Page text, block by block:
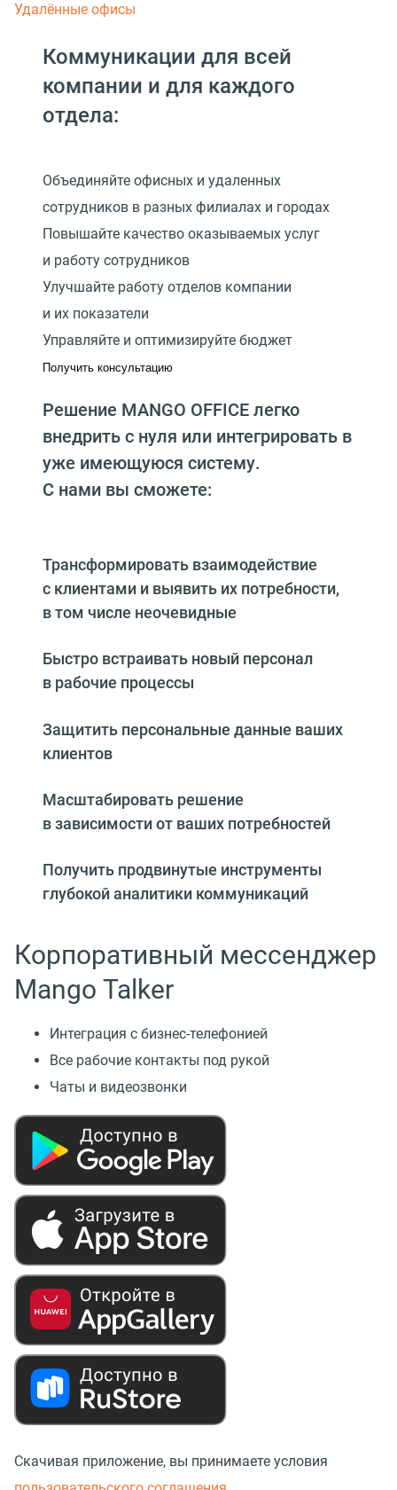
Удалённые офисы
Коммуникации для всей
компании и для каждого
отдела:
Объединяйте офисных и удаленных
сотрудников в разных филиалах и городах
Повышайте качество оказываемых услуг
и работу сотрудников
Улучшайте работу отделов компании
и их показатели
Управляйте и оптимизируйте бюджет
Получить консультацию
Решение MANGO OFFICE легко
внедрить с нуля или интегрировать в
уже имеющуюся систему.
С нами вы сможете:
Трансформировать взаимодействие
с клиентами и выявить их потребности,
в том числе неочевидные
Быстро встраивать новый персонал
в рабочие процессы
Защитить персональные данные ваших
клиентов
Масштабировать решение
в зависимости от ваших потребностей
Получить продвинутые инструменты
глубокой аналитики коммуникаций
Корпоративный мессенджер
Mango Talker
Интеграция с бизнес-телефонией
Все рабочие контакты под рукой
Чаты и видеозвонки
Скачивая приложение, вы принимаете условия